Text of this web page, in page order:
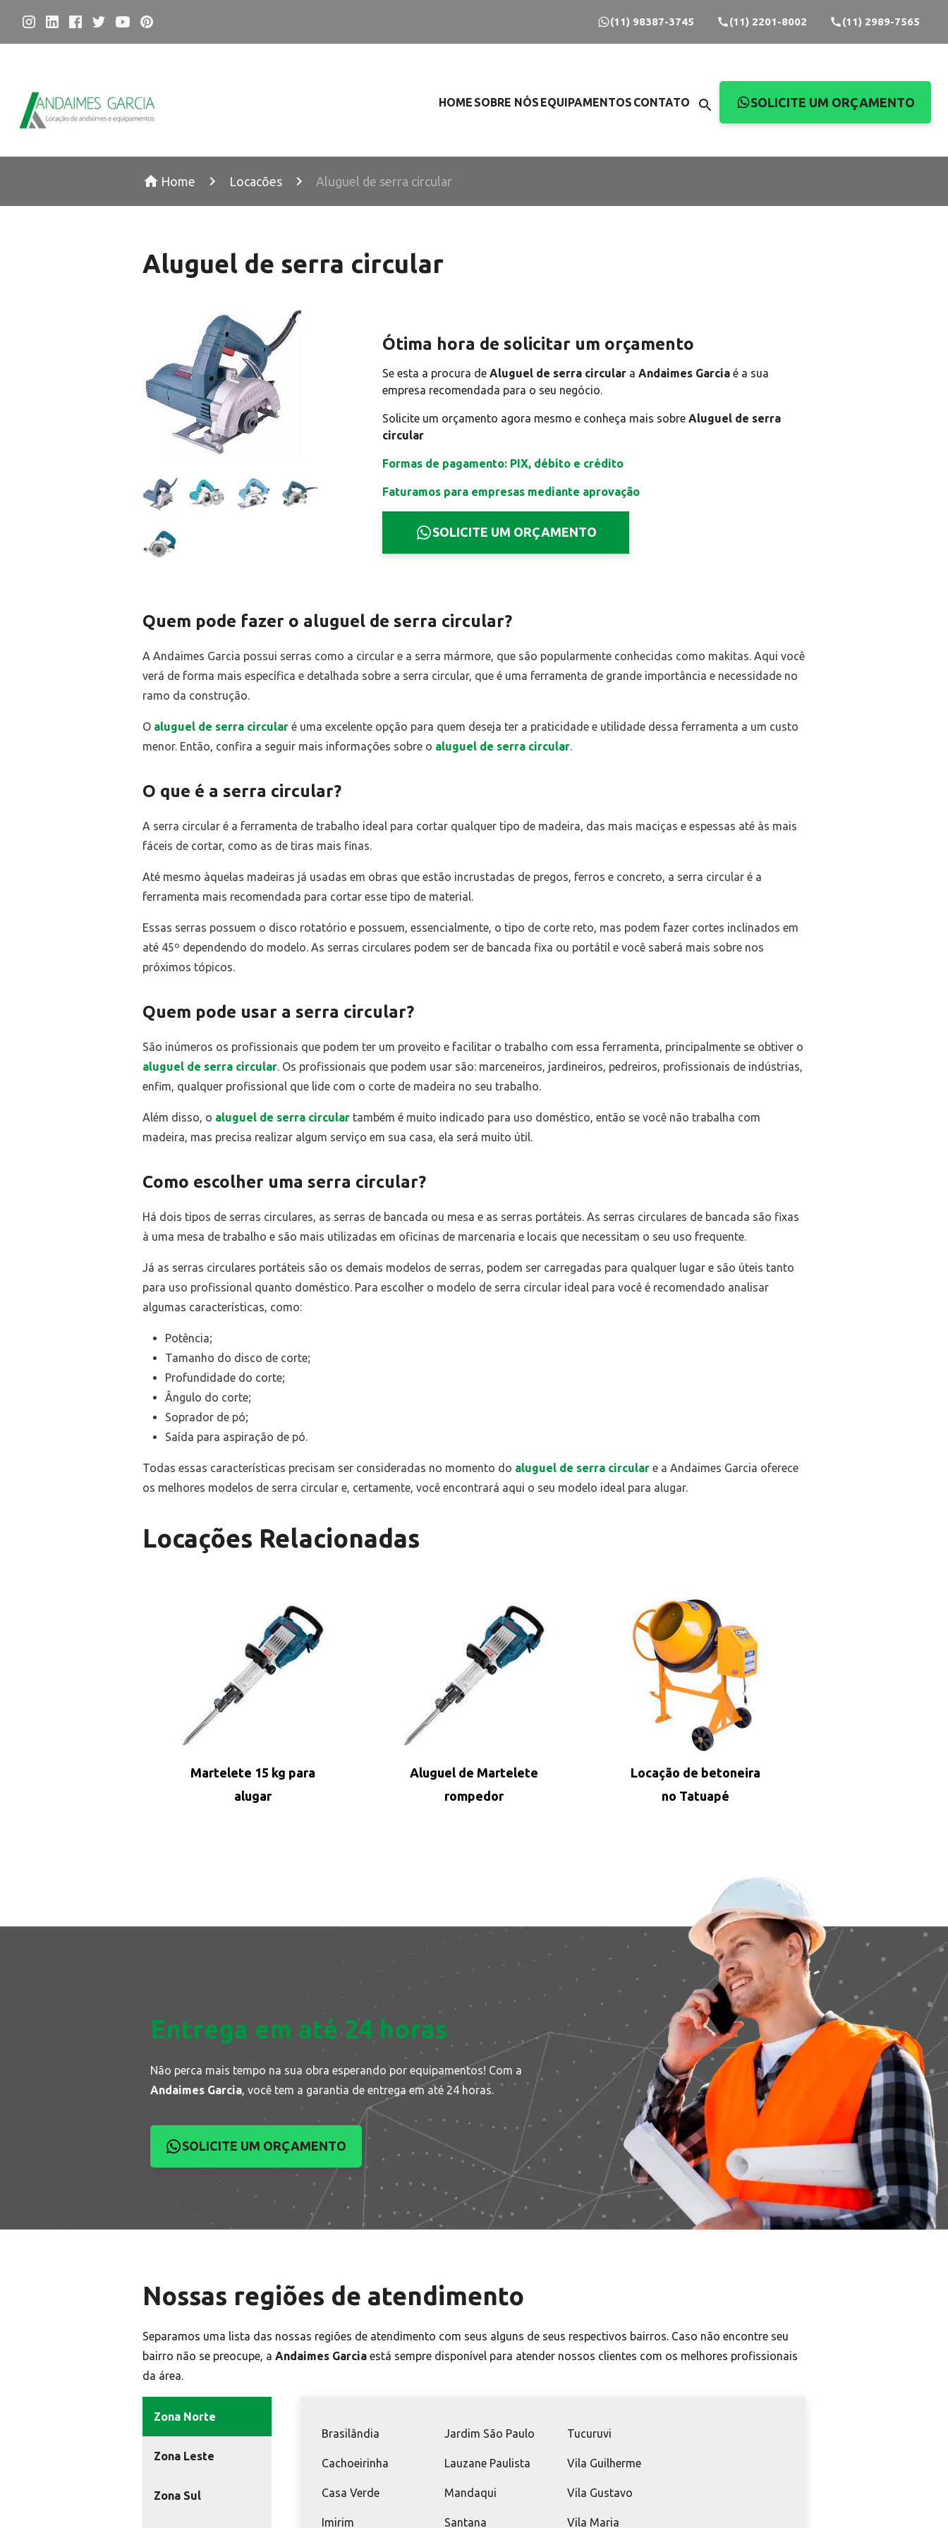
(11) 98387-3745 (11) 2201-8002 (11) 2989-7565
HOME SOBRE NÓS EQUIPAMENTOS CONTATO SOLICITE UM ORÇAMENTO
Home Locacões Aluguel de serra circular
Aluguel de serra circular
Ótima hora de solicitar um orçamento
Se esta a procura de Aluguel de serra circular a Andaimes Garcia é a sua
empresa recomendada para o seu negócio.
Solicite um orçamento agora mesmo e conheça mais sobre Aluguel de serra
circular
Formas de pagamento: PIX, débito e crédito
Faturamos para empresas mediante aprovação
SOLICITE UM ORÇAMENTO
Quem pode fazer o aluguel de serra circular?
A Andaimes Garcia possui serras como a circular e a serra mármore, que são popularmente conhecidas como makitas. Aqui você
verá de forma mais específica e detalhada sobre a serra circular, que é uma ferramenta de grande importância e necessidade no
ramo da construção.
O aluguel de serra circularé uma excelente opção para quem deseja ter a praticidade e utilidade dessa ferramenta a um custo
menor. Então, confira a seguir mais informações sobre o aluguel de serra circular.
O que é a serra circular?
A serra circular é a ferramenta de trabalho ideal para cortar qualquer tipo de madeira, das mais maciças e espessas até às mais
fáceis de cortar, como as de tiras mais finas.
Até mesmo àquelas madeiras já usadas em obras que estão incrustadas de pregos, ferros e concreto, a serra circular é a
ferramenta mais recomendada para cortar esse tipo de material.
Essas serras possuem o disco rotatório e possuem, essencialmente, o tipo de corte reto, mas podem fazer cortes inclinados em
até 45º dependendo do modelo. As serras circulares podem ser de bancada fixa ou portátil e você saberá mais sobre nos
próximos tópicos.
Quem pode usar a serra circular?
São inúmeros os profissionais que podem ter um proveito e facilitar o trabalho com essa ferramenta, principalmente se obtiver o
aluguel de serra circular. Os profissionais que podem usar são: marceneiros, jardineiros, pedreiros, profissionais de indústrias,
enfim, qualquer profissional que lide com o corte de madeira no seu trabalho.
Além disso, o aluguel de serra circulartambém é muito indicado para uso doméstico, então se você não trabalha com
madeira, mas precisa realizar algum serviço em sua casa, ela será muito útil.
Como escolher uma serra circular?
Há dois tipos de serras circulares, as serras de bancada ou mesa e as serras portáteis. As serras circulares de bancada são fixas
à uma mesa de trabalho e são mais utilizadas em oficinas de marcenaria e locais que necessitam o seu uso frequente.
Já as serras circulares portáteis são os demais modelos de serras, podem ser carregadas para qualquer lugar e são úteis tanto
para uso profissional quanto doméstico. Para escolher o modelo de serra circular ideal para você é recomendado analisar
algumas características, como:
Potência;
Tamanho do disco de corte;
Profundidade do corte;
Ângulo do corte;
Soprador de pó;
Saída para aspiração de pó.
Todas essas características precisam ser consideradas no momento do aluguel de serra circulare a Andaimes Garcia oferece
os melhores modelos de serra circular e, certamente, você encontrará aqui o seu modelo ideal para alugar.
Locações Relacionadas
Martelete 15 kg para
alugar
Aluguel de Martelete
rompedor
Locação de betoneira
no Tatuapé
Entrega em até 24 horas
Não perca mais tempo na sua obra esperando por equipamentos! Com a
Andaimes Garcia, você tem a garantia de entrega em até 24 horas.
SOLICITE UM ORÇAMENTO
Nossas regiões de atendimento
Separamos uma lista das nossas regiões de atendimento com seus alguns de seus respectivos bairros. Caso não encontre seu
bairro não se preocupe, a Andaimes Garciaestá sempre disponível para atender nossos clientes com os melhores profissionais
da área.
Zona Norte
Zona Leste
Zona Sul
Brasilândia
Cachoeirinha
Casa Verde
Imirim
Jardim São Paulo
Lauzane Paulista
Mandaqui
Santana
Tucuruvi
Vila Guilherme
Vila Gustavo
Vila Maria